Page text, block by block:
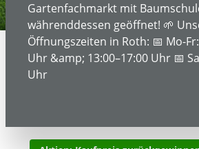
ALLES SEHEN.
Husqvarna
Gartenfachmarkt mit
währenddessen geöffnet! 🌱
Öffnungszeiten in Roth: 📅 Mo-
Uhr &amp; 13:00–17:00 Uhr 📅
Uhr